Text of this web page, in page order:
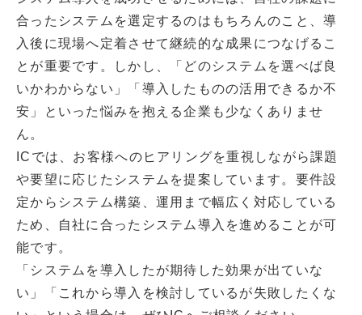
合ったシステムを選定するのはもちろんのこと、導
入後に現場へ定着させて継続的な成果につなげるこ
とが重要です。しかし、「どのシステムを選べば良
いかわからない」「導入したものの活用できるか不
安」といった悩みを抱える企業も少なくありませ
ん。
ICでは、お客様へのヒアリングを重視しながら課題
や要望に応じたシステムを提案しています。要件設
定からシステム構築、運用まで幅広く対応している
ため、自社に合ったシステム導入を進めることが可
能です。
「システムを導入したが期待した効果が出ていな
い」「これから導入を検討しているが失敗したくな